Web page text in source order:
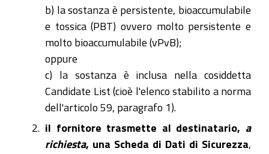
b) la sostanza è persistente, bioaccumulabile
e tossica (PBT) ovvero molto persistente e
molto bioaccumulabile (vPvB);
oppure
c) la sostanza è inclusa nella cosiddetta
Candidate List (cioè l'elenco stabilito a norma
dell'articolo 59, paragrafo 1).
il fornitore trasmette al destinatario, a
richiesta, una Scheda di Dati di Sicurezza